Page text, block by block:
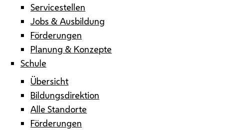
Servicestellen
Jobs & Ausbildung
Förderungen
Planung & Konzepte
Schule
Übersicht
Bildungsdirektion
Alle Standorte
Förderungen